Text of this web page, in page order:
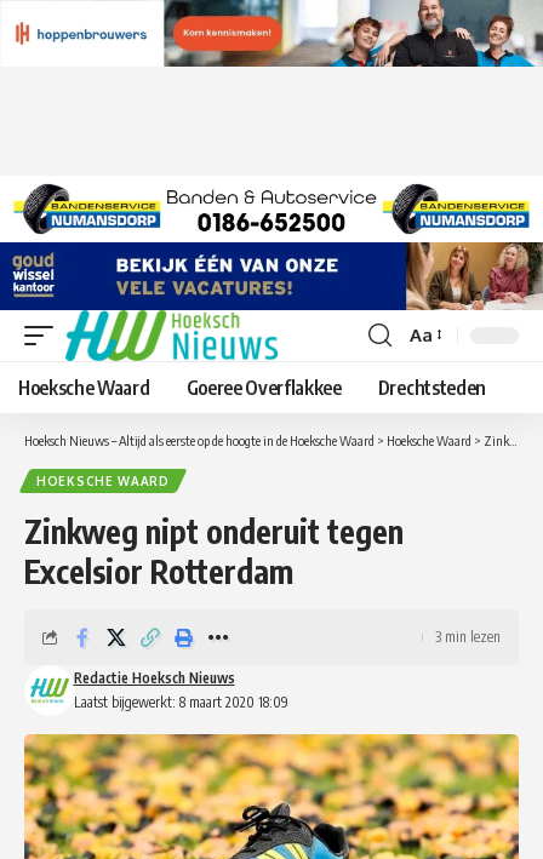
Lettergrootte
aanpassen
Aa
Hoeksche Waard Goeree Overflakkee Drechtsteden
Hoeksch Nieuws – Altijd als eerste op de hoogte in de Hoeksche Waard > Hoeksche Waard > Zinkweg nipt onderuit tegen Excelsior Rotterdam
HOEKSCHE WAARD
Zinkweg nipt onderuit tegen
Excelsior Rotterdam
Laatst bijgewerkt: 8 maart 2020 18:09
Redactie Hoeksch Nieuws
3 min lezen